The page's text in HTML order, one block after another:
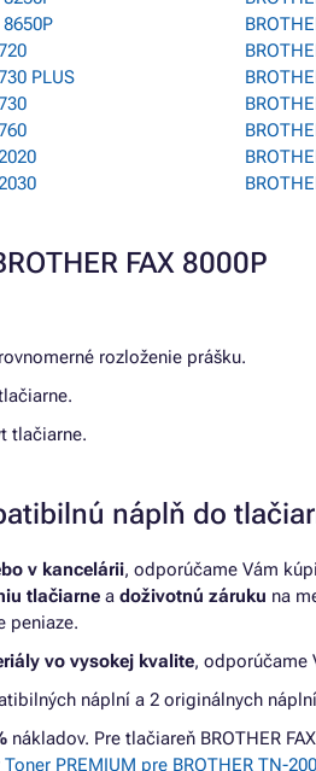
8650P
PLUS
FAX 8000P
rozloženie prášku.
tlačiarne.
náplň do
v kancelárii, odporúčame Vám
tlačiarne a doživotnú záruku na
peniaze.
vo vysokej kvalite, odporúčame
náplní a 2 originálnych
nákladov. Pre tlačiareň BROTHER
PREMIUM pre BROTHER TN-